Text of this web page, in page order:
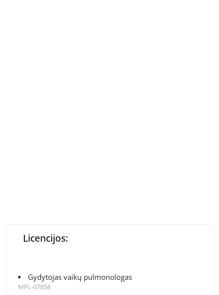
Licencijos:
Gydytojas vaikų pulmonologas
MPL-07858